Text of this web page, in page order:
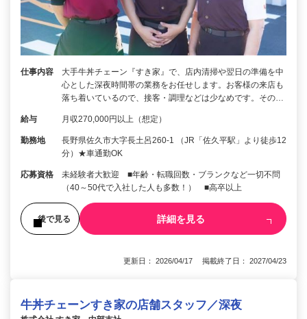
仕事内容
大手牛丼チェーン『すき家』で、店内清掃や翌日の準備を中
心とした深夜時間帯の業務をお任せします。お客様の来店も
落ち着いているので、接客・調理などは少なめです。その…
給与 月収270,000円以上（想定）
勤務地
長野県佐久市大字長土呂260-1 （JR「佐久平駅」より徒歩12
分）★車通勤OK
応募資格
未経験者大歓迎 ■年齢・転職回数・ブランクなど一切不問
（40～50代で入社した人も多数！） ■高卒以上
後で見る 詳細を見る
更新日： 2026/04/17 掲載終了日： 2027/04/23
牛丼チェーンすき家の店舗スタッフ／深夜